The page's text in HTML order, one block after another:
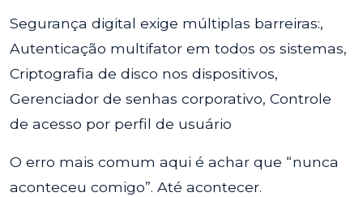
Segurança digital exige múltiplas barreiras:,
Autenticação multifator em todos os sistemas,
Criptografia de disco nos dispositivos,
Gerenciador de senhas corporativo, Controle
de acesso por perfil de usuário
O erro mais comum aqui é achar que “nunca
aconteceu comigo”. Até acontecer.